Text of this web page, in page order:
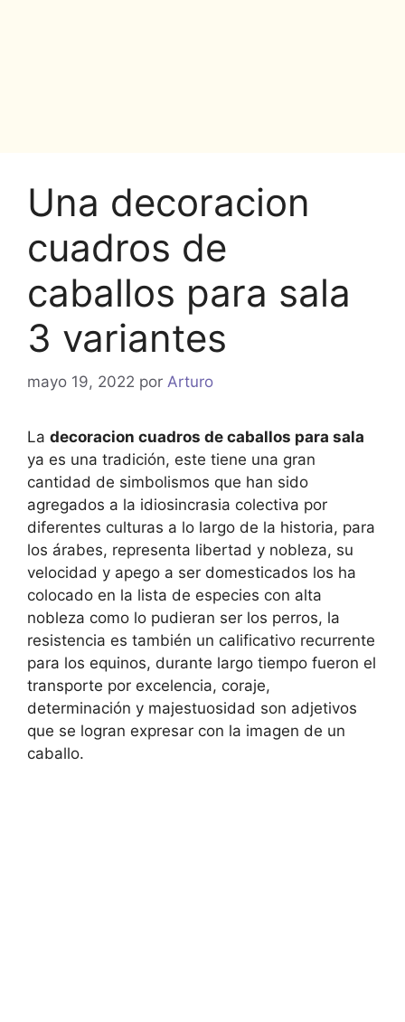
Una decoracion
cuadros de
caballos para sala
3 variantes
mayo 19, 2022 por Arturo
La decoracion cuadros de caballos para sala
ya es una tradición, este tiene una gran
cantidad de simbolismos que han sido
agregados a la idiosincrasia colectiva por
diferentes culturas a lo largo de la historia, para
los árabes, representa libertad y nobleza, su
velocidad y apego a ser domesticados los ha
colocado en la lista de especies con alta
nobleza como lo pudieran ser los perros, la
resistencia es también un calificativo recurrente
para los equinos, durante largo tiempo fueron el
transporte por excelencia, coraje,
determinación y majestuosidad son adjetivos
que se logran expresar con la imagen de un
caballo.